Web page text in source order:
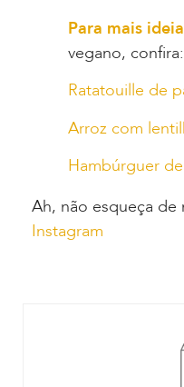
Para mais
vegano, confira:
Ratatouille de
Arroz com
Hambúrguer
Ah, não esqueça de
Instagram